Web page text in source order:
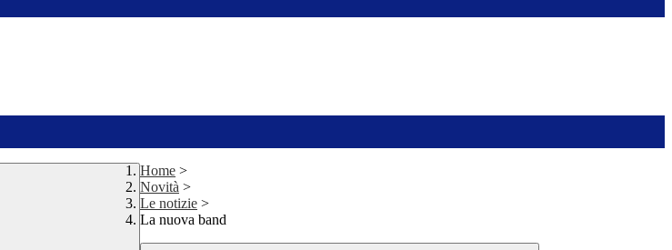
Home >
Novità >
Le notizie >
La nuova band